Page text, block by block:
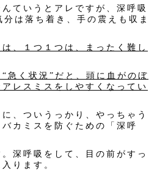
ていうとアレですが、深呼吸
は落ち着き、手の震えも収ま
は、１つ１つは、まったく難し
急く状況”だと、頭に血がのぼ
レスミスをしやすくなってい
、ついうっかり、やっちゃう
カミスを防ぐための「深呼
深呼吸をして、目の前がすっ
ります。